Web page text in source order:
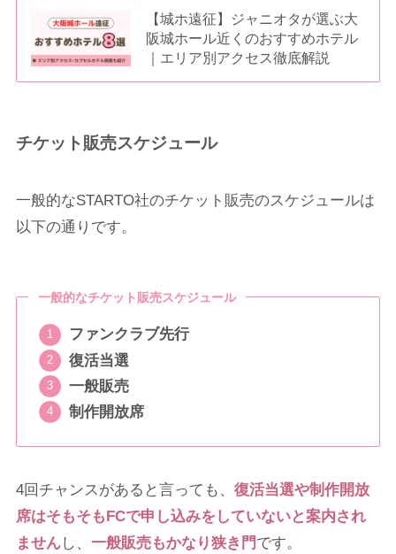
【城ホ遠征】ジャニオタが選ぶ大
阪城ホール近くのおすすめホテル
｜エリア別アクセス徹底解説
チケット販売スケジュール
一般的なSTARTO社のチケット販売のスケジュールは
以下の通りです。
一般的なチケット販売スケジュール
ファンクラブ先行
復活当選
一般販売
制作開放席
4回チャンスがあると言っても、 復活当選や制作開放
席はそもそもFCで申し込みをしていないと案内され
ませんし、 一般販売もかなり狭き門です。